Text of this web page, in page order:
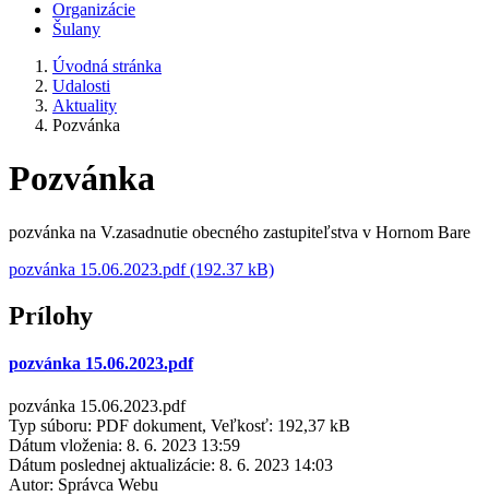
Organizácie
Šulany
Úvodná stránka
Udalosti
Aktuality
Pozvánka
Pozvánka
pozvánka na V.zasadnutie obecného zastupiteľstva v Hornom Bare
pozvánka 15.06.2023.pdf (192.37 kB)
Prílohy
pozvánka 15.06.2023.pdf
pozvánka 15.06.2023.pdf
Typ súboru: PDF dokument, Veľkosť: 192,37 kB
Dátum vloženia: 8. 6. 2023 13:59
Dátum poslednej aktualizácie: 8. 6. 2023 14:03
Autor: Správca Webu